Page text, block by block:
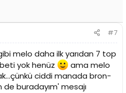
#7
melo daha ilk yarıdan 7 top
yok henüz
ama melo
ciddi manada bron-
de buradayım' mesajı